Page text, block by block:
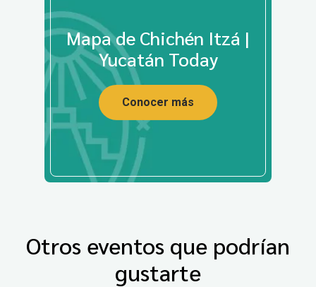
Mapa de Chichén Itzá |
Yucatán Today
Conocer más
Otros eventos que podrían
gustarte